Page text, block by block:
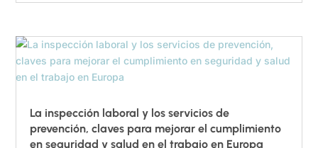
La inspección laboral y los servicios de
prevención, claves para mejorar el cumplimiento
en seguridad y salud en el trabajo en Europa